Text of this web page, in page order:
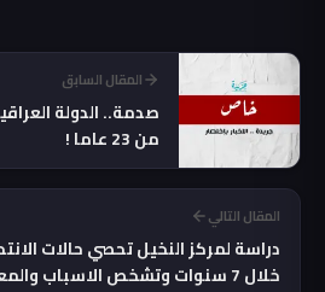
المقال السابق
صدمة.. الدولة
من 23 عاما !
المقال التالي
دراسة لمركز النخيل تحصي حالات
خلال 7 سنوات وتشخص الاسباب والمعالجات